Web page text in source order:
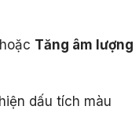
hoặc Tăng âm lượng
dấu tích màu